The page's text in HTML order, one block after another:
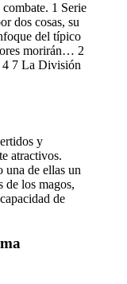
1 Serie
dos cosas, su
del típico
morirán… 2
4 7 La División
y
atractivos.
una de ellas un
de los magos,
de